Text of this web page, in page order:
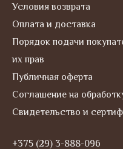
Условия возврата
Оплата и доставка
Порядок подачи
их прав
Публичная оферта
Соглашение на
Свидетельство и
+375 (29) 3-888-096